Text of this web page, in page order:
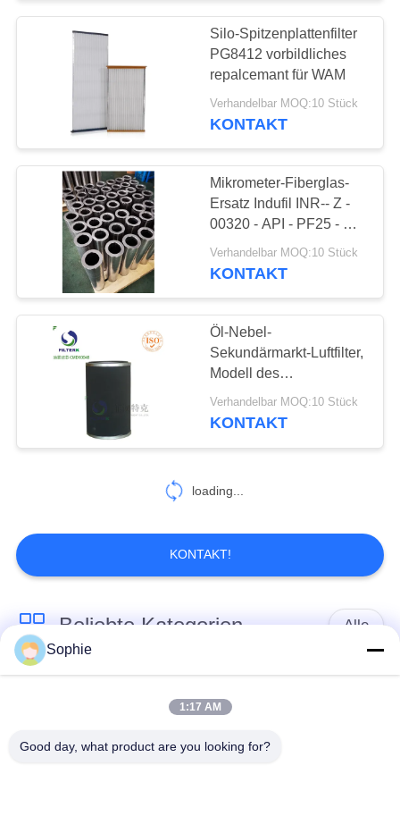
Gasturbine-Filter
industrieller
Staubfilter
21
Luftkompressor-
17
Vakuumpumpe-
Filterelement
Silo-Spitzenplattenfilter
PG8412 vorbildliches
repalcemant für WAM
Verhandelbar MOQ:10 Stück
KONTAKT
Mikrometer-Fiberglas-
Ersatz Indufil INR-‐ Z ‐
00320 ‐ API ‐ PF25 ‐ V
Filterelemente
Verhandelbar MOQ:10 Stück
KONTAKT
Öl-Nebel-
Sekundärmarkt-Luftfilter,
Modell des
Luftkompressor-hohes
Fluss-Luftfilter-
Verhandelbar MOQ:10 Stück
KONTAKT
loading...
KONTAKT!
Beliebte Kategorien Alle
Filterelement
Sophie
1:17 AM
Good day, what product are you looking for?